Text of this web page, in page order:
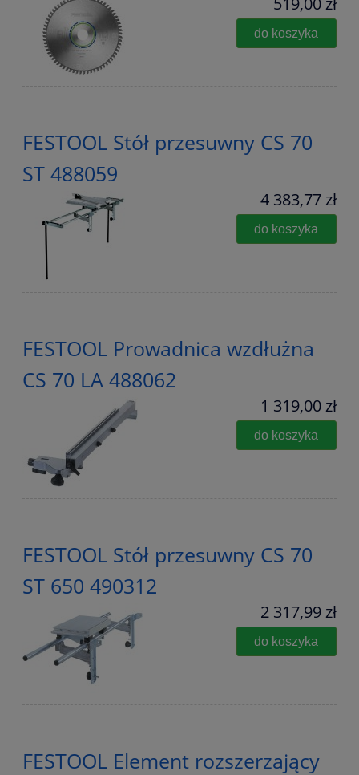
do koszyka
FESTOOL Stół przesuwny CS 70
ST 488059
4 383,77 zł
do koszyka
FESTOOL Prowadnica wzdłużna
CS 70 LA 488062
1 319,00 zł
do koszyka
FESTOOL Stół przesuwny CS 70
ST 650 490312
2 317,99 zł
do koszyka
FESTOOL Element rozszerzający